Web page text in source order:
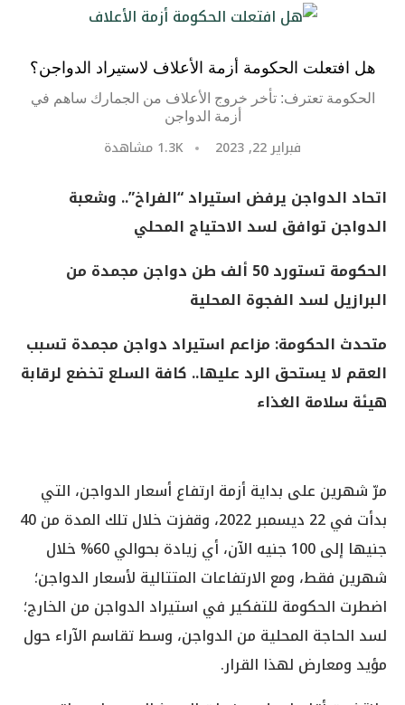
هل افتعلت الحكومة أزمة الأعلاف لاستيراد الدواجن؟
الحكومة تعترف: تأخر خروج الأعلاف من الجمارك ساهم في
أزمة الدواجن
فبراير 22, 2023 1.3K مشاهدة
اتحاد الدواجن يرفض استيراد “الفراخ”.. وشعبة
الدواجن توافق لسد الاحتياج المحلي
الحكومة تستورد 50 ألف طن دواجن مجمدة من
البرازيل لسد الفجوة المحلية
متحدث الحكومة: مزاعم استيراد دواجن مجمدة تسبب
العقم لا يستحق الرد عليها.. كافة السلع تخضع لرقابة
هيئة سلامة الغذاء
مرّ شهرين على بداية أزمة ارتفاع أسعار الدواجن، التي
بدأت في 22 ديسمبر 2022، وقفزت خلال تلك المدة من 40
جنيها إلى 100 جنيه الآن، أي زيادة بحوالي 60% خلال
شهرين فقط، ومع الارتفاعات المتتالية لأسعار الدواجن؛
اضطرت الحكومة للتفكير في استيراد الدواجن من الخارج؛
لسد الحاجة المحلية من الدواجن، وسط تقاسم الآراء حول
مؤيد ومعارض لهذا القرار.